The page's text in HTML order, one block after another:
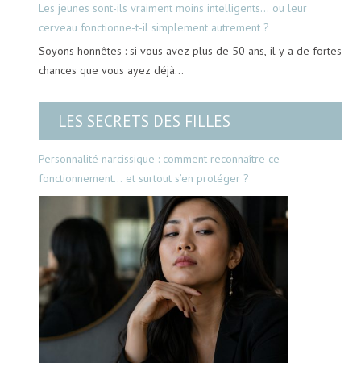
Les jeunes sont-ils vraiment moins intelligents… ou leur
cerveau fonctionne-t-il simplement autrement ?
Soyons honnêtes : si vous avez plus de 50 ans, il y a de fortes
chances que vous ayez déjà…
LES SECRETS DES FILLES
Personnalité narcissique : comment reconnaître ce
fonctionnement… et surtout s’en protéger ?